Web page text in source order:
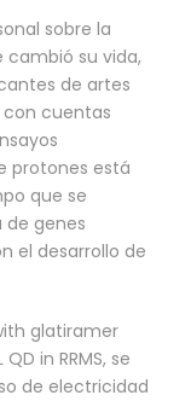
sobre la
su vida,
de artes
cuentas
protones está
que se
de genes
el desarrollo de
glatiramer
in RRMS, se
de electricidad